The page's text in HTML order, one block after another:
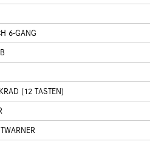
6-GANG
(12 TASTEN)